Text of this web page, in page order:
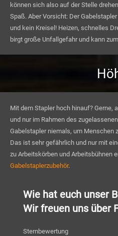
können sich also auf der Stelle
Spaß. Aber Vorsicht: Der
und kein Kreisel! Heizen, schnelles
birgt große Unfallgefahr und kann
Mit dem Stapler hoch hinauf? Gerne,
und nur im Rahmen des
Gabelstapler niemals, um Menschen
Das ist sehr gefährlich und nur mit
zu Arbeitskörben und Arbeitsbühnen
Gabelstaplerzubehör.
Wie hat euch unser
Wir freuen uns über
Sternbewertung